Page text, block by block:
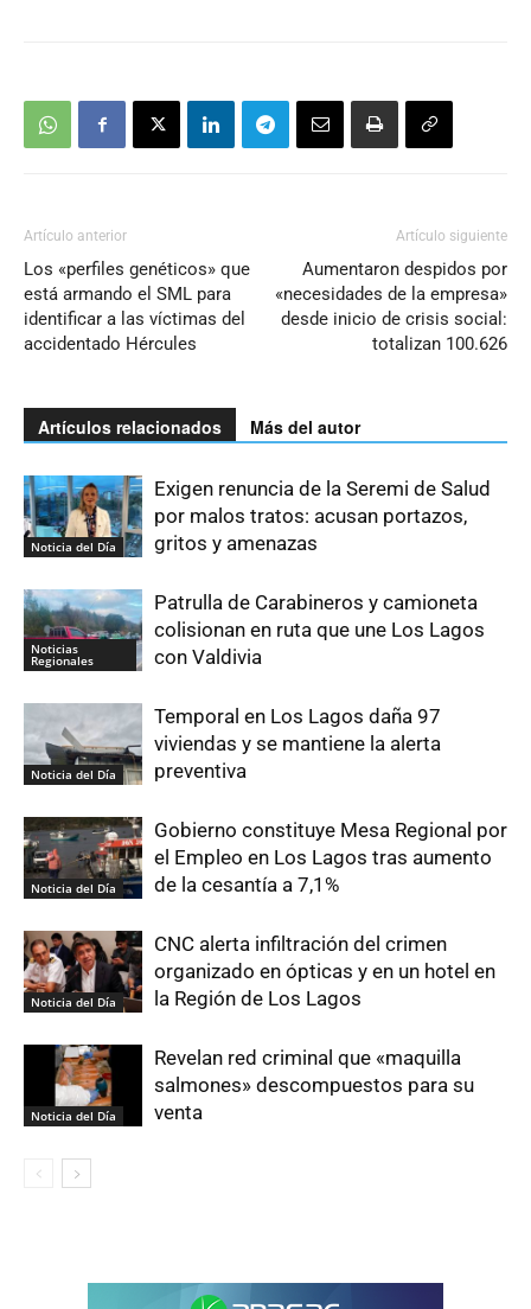
Artículo anterior
Los «perfiles genéticos» que
está armando el SML para
identificar a las víctimas del
accidentado Hércules
Artículo siguiente
Aumentaron despidos por
«necesidades de la empresa»
desde inicio de crisis social:
totalizan 100.626
Artículos relacionados Más del autor
Noticia del Día
Exigen renuncia de la Seremi de Salud
por malos tratos: acusan portazos,
gritos y amenazas
Noticias
Regionales
Patrulla de Carabineros y camioneta
colisionan en ruta que une Los Lagos
con Valdivia
Noticia del Día
Temporal en Los Lagos daña 97
viviendas y se mantiene la alerta
preventiva
Noticia del Día
Gobierno constituye Mesa Regional por
el Empleo en Los Lagos tras aumento
de la cesantía a 7,1%
Noticia del Día
CNC alerta infiltración del crimen
organizado en ópticas y en un hotel en
la Región de Los Lagos
Noticia del Día
Revelan red criminal que «maquilla
salmones» descompuestos para su
venta